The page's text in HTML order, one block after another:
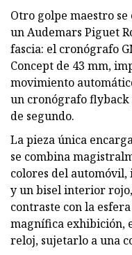
Otro golpe maestro
un Audemars Piguet
fascia: el cronógrafo
Concept de 43 mm,
movimiento
un cronógrafo flyback
de segundo.
La pieza única
se combina
colores del
y un bisel interior
contraste con la
magnífica exhibición,
reloj, sujetarlo a una